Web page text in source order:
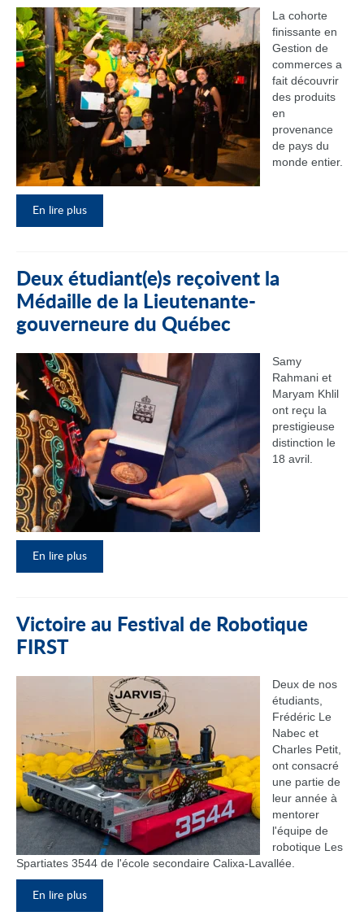
La cohorte
finissante en
Gestion de
commerces a
fait découvrir
des produits
en
provenance
de pays du
monde entier.
En lire plus
Deux étudiant(e)s reçoivent la
Médaille de la Lieutenante-
gouverneure du Québec
Samy
Rahmani et
Maryam Khlil
ont reçu la
prestigieuse
distinction le
18 avril.
En lire plus
Victoire au Festival de Robotique
FIRST
Deux de nos
étudiants,
Frédéric Le
Nabec et
Charles Petit,
ont consacré
une partie de
leur année à
mentorer
l'équipe de
robotique Les
Spartiates 3544 de l'école secondaire Calixa-Lavallée.
En lire plus